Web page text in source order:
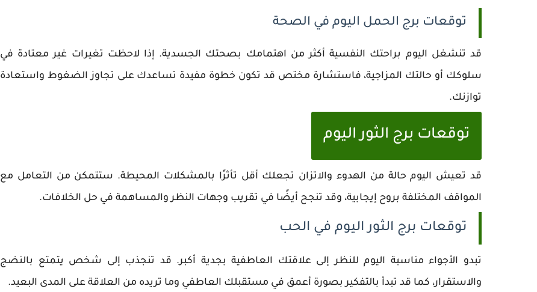
توقعات برج الحمل اليوم في الصحة
قد تنشغل اليوم براحتك النفسية أكثر من اهتمامك بصحتك الجسدية. إذا لاحظت تغيرات غير معتادة في
سلوكك أو حالتك المزاجية، فاستشارة مختص قد تكون خطوة مفيدة تساعدك على تجاوز الضغوط واستعادة
توازنك.
توقعات برج الثور اليوم
قد تعيش اليوم حالة من الهدوء والاتزان تجعلك أقل تأثرًا بالمشكلات المحيطة. ستتمكن من التعامل مع
المواقف المختلفة بروح إيجابية، وقد تنجح أيضًا في تقريب وجهات النظر والمساهمة في حل الخلافات.
توقعات برج الثور اليوم في الحب
تبدو الأجواء مناسبة اليوم للنظر إلى علاقتك العاطفية بجدية أكبر. قد تنجذب إلى شخص يتمتع بالنضج
والاستقرار، كما قد تبدأ بالتفكير بصورة أعمق في مستقبلك العاطفي وما تريده من العلاقة على المدى البعيد.